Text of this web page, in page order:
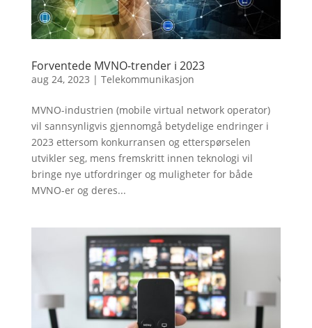
Forventede MVNO-trender i 2023
aug 24, 2023 | Telekommunikasjon
MVNO-industrien (mobile virtual network operator)
vil sannsynligvis gjennomgå betydelige endringer i
2023 ettersom konkurransen og etterspørselen
utvikler seg, mens fremskritt innen teknologi vil
bringe nye utfordringer og muligheter for både
MVNO-er og deres...